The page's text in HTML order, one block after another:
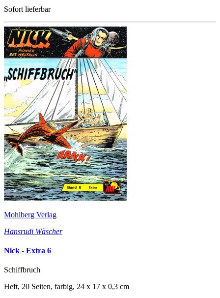
Sofort lieferbar
Mohlberg Verlag
Hansrudi Wäscher
Nick - Extra 6
Schiffbruch
Heft, 20 Seiten, farbig, 24 x 17 x 0,3 cm